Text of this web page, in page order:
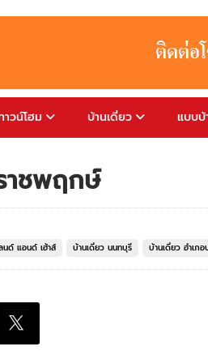
าวน์โฮม บ้านเดี่ยว แบบบ้
าชพฤกษ์
ด์ แอนด์ เฮ้าส์ บ้านเดี่ยว นนทบุรี บ้านเดี่ยว อำเภอ